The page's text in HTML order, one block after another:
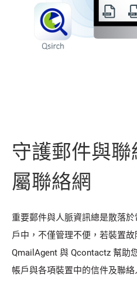
守護郵件與
屬聯絡網
重要郵件與人脈資訊總是散落
戶中，不僅管理不便，若裝置故
QmailAgent 與 Qcontactz 幫助
帳戶與各項裝置中的信件及聯